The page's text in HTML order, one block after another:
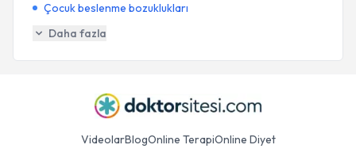
Çocuk beslenme bozuklukları
Daha fazla
VideolarBlogOnline TerapiOnline Diyet